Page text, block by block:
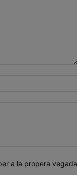
a la propera vegada